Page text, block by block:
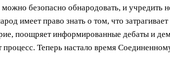
безопасно обнародовать, и учредить
имеет право знать о том, что
поощряет информированные дебаты и
Теперь настало время